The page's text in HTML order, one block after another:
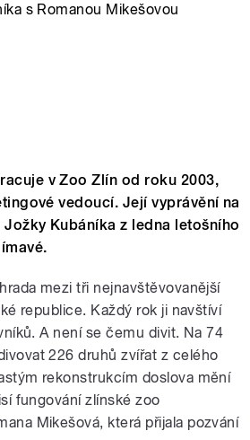
s Romanou Mikešovou
v Zoo Zlín od roku 2003,
vedoucí. Její vyprávění na
Kubáníka z ledna letošního
mezi tři nejnavštěvovanější
republice. Každý rok ji navštíví
A není se čemu divit. Na 74
226 druhů zvířat z celého
rekonstrukcím doslova mění
fungování zlínské zoo
Mikešová, která přijala pozvání